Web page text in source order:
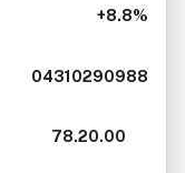
+8.8%
04310290988
78.20.00